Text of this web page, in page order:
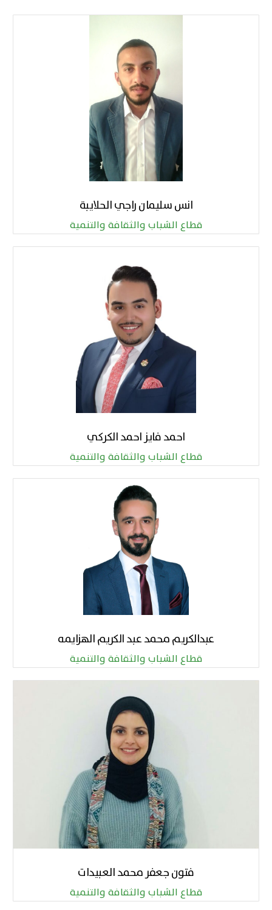
انس سليمان راجي الحلايبة
قطاع الشباب والثقافة والتنمية
احمد فايز احمد الكركي
قطاع الشباب والثقافة والتنمية
عبدالكريم محمد عبد الكريم الهزايمه
قطاع الشباب والثقافة والتنمية
فتون جعفر محمد العبيدات
قطاع الشباب والثقافة والتنمية